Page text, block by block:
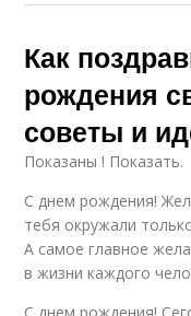
Как
рождения
советы и
Показаны ! Показать.
С днем рождения!
тебя окружали
А самое главное
в жизни каждого